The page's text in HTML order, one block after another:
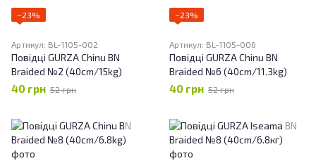
−23%
Артикул: BL-1105-002
Повідці GURZA Chinu BN
Braided №2 (40cm/15kg)
40 грн 52 грн
−23%
Артикул: BL-1105-006
Повідці GURZA Chinu BN
Braided №6 (40cm/11.3kg)
40 грн 52 грн